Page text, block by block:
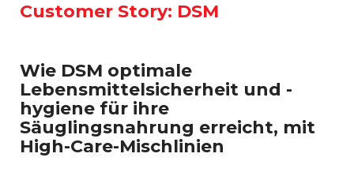
Customer Story: DSM
Wie DSM optimale
Lebensmittelsicherheit und -
hygiene für ihre
Säuglingsnahrung erreicht, mit
High-Care-Mischlinien